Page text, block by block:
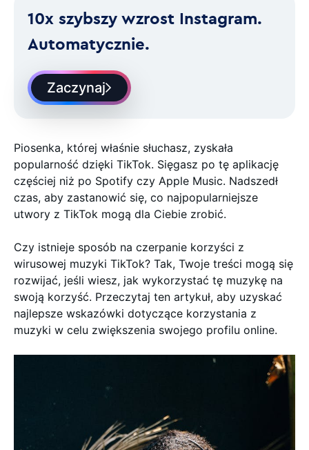
10x szybszy wzrost Instagram.
Automatycznie.
Zaczynaj
Piosenka, której właśnie słuchasz, zyskała
popularność dzięki TikTok. Sięgasz po tę aplikację
częściej niż po Spotify czy Apple Music. Nadszedł
czas, aby zastanowić się, co najpopularniejsze
utwory z TikTok mogą dla Ciebie zrobić.
Czy istnieje sposób na czerpanie korzyści z
wirusowej muzyki TikTok? Tak, Twoje treści mogą się
rozwijać, jeśli wiesz, jak wykorzystać tę muzykę na
swoją korzyść. Przeczytaj ten artykuł, aby uzyskać
najlepsze wskazówki dotyczące korzystania z
muzyki w celu zwiększenia swojego profilu online.